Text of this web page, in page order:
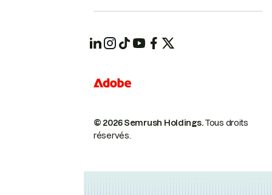
© 2026 Semrush Holdings.Tous droits
réservés.